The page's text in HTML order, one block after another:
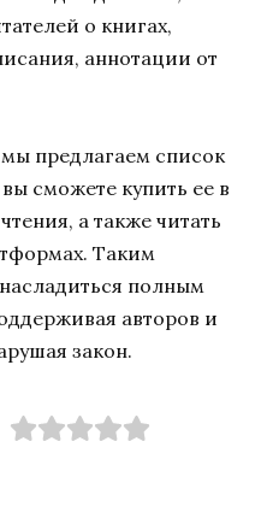
о книгах,
аннотации от
предлагаем список
сможете купить ее в
а также читать
Таким
полным
авторов и
закон.